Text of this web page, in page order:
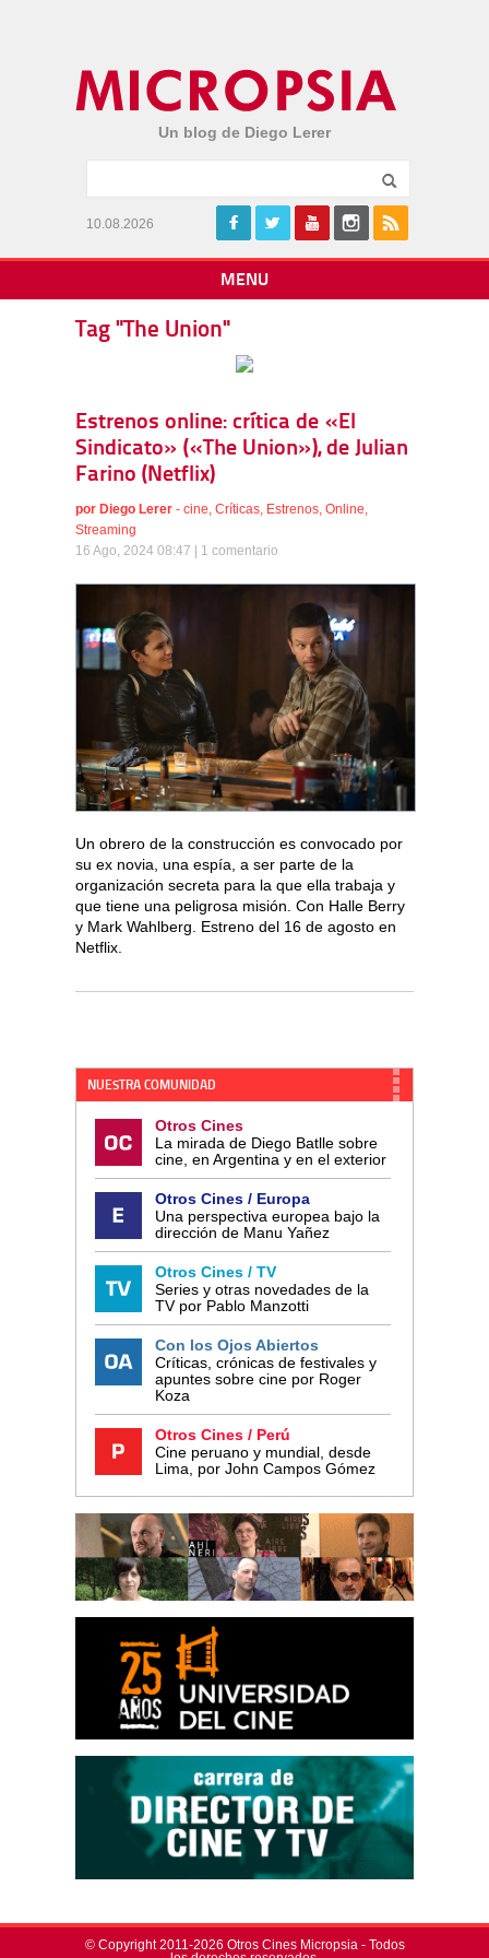
Un blog de Diego Lerer
10.08.2026
MENU
Tag "The Union"
Estrenos online: crítica de «El
Sindicato» («The Union»), de Julian
Farino (Netflix)
por Diego Lerer - cine, Críticas, Estrenos, Online,
Streaming
16 Ago, 2024 08:47 | 1 comentario
Un obrero de la construcción es convocado por
su ex novia, una espía, a ser parte de la
organización secreta para la que ella trabaja y
que tiene una peligrosa misión. Con Halle Berry
y Mark Wahlberg. Estreno del 16 de agosto en
Netflix.
NUESTRA COMUNIDAD
Otros Cines
La mirada de Diego Batlle sobre
cine, en Argentina y en el exterior
Otros Cines / Europa
Una perspectiva europea bajo la
dirección de Manu Yañez
Otros Cines / TV
Series y otras novedades de la
TV por Pablo Manzotti
Con los Ojos Abiertos
Críticas, crónicas de festivales y
apuntes sobre cine por Roger
Koza
Otros Cines / Perú
Cine peruano y mundial, desde
Lima, por John Campos Gómez
© Copyright 2011-2026 Otros Cines Micropsia - Todos